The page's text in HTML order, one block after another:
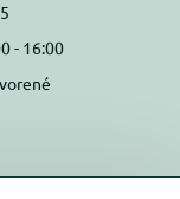
- 16:00